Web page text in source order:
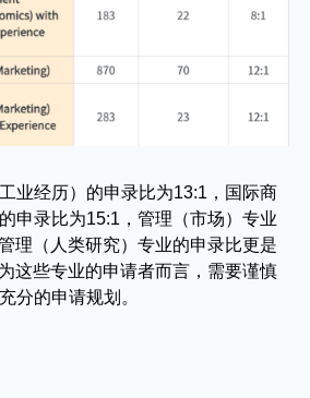
业经历）的申录比为13:1，国际商
申录比为15:1，管理（市场）专业
理（人类研究）专业的申录比更是
这些专业的申请者而言，需要谨慎
分的申请规划。